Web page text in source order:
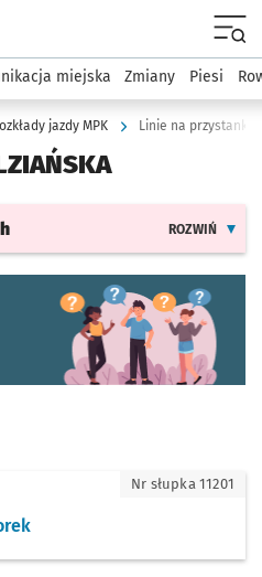
podserwis: Komunikacja
miejska Zmiany Piesi
jazdy MPK Linie na przystanku
ROZWIŃ
się w nowej karcie
Borek Nr słupka 11201